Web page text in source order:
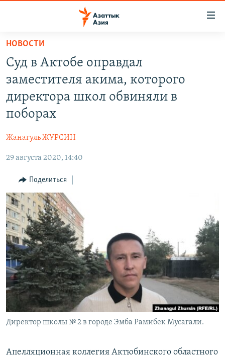
Вернуться
основному
содержанию
главной
Вернутся
ЦЕНТРАЛЬНАЯ АЗИЯ
УЗБЕКИСТАН
НОВОСТИ
НА ДРУГИХ ЯЗЫКАХ
КЫРГЫЗЧА
ЎЗБЕКЧА
ТОҶИКӢ
TÜRKMENÇE
ПОДПИШИТЕСЬ НА НАС В СОЦСЕТЯХ
Все сайты РСЕ/РС
НОВОСТИ
Суд в Актобе оправдал
заместителя акима, которого
директора школ обвиняли в
поборах
Жанагуль ЖУРСИН
29 августа 2020, 14:40
Поделиться
Директор школы № 2 в городе Эмба Рамибек Мусагали.
Апелляционная коллегия Актюбинского областного